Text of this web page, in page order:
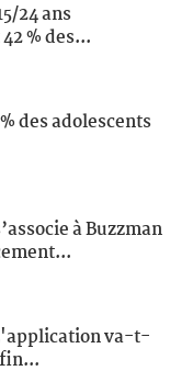
24 ans
% des...
des adolescents
à Buzzman
va-t-